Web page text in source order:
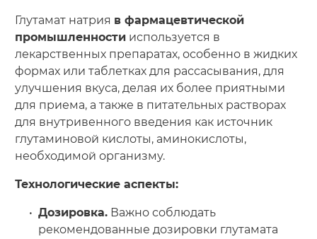
Глутамат натрия в фармацевтической
промышленностииспользуется в
лекарственных препаратах, особенно в жидких
формах или таблетках для рассасывания, для
улучшения вкуса, делая их более приятными
для приема, а также в питательных растворах
для внутривенного введения как источник
глутаминовой кислоты, аминокислоты,
необходимой организму.
Технологические аспекты:
Дозировка.Важно соблюдать
рекомендованные дозировки глутамата